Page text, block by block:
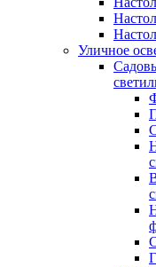
Уличное